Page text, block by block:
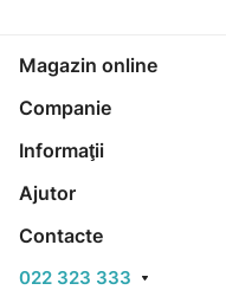
Magazin online
Companie
Informaţii
Ajutor
Contacte
022 323 333